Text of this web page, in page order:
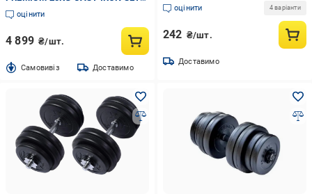
(30MM) 427168-050 чорний
оцінити
4 899 ₴/шт.
Cамовивіз Доставимо
(DR004954)
оцінити 4 варіанти
242 ₴/шт.
Доставимо